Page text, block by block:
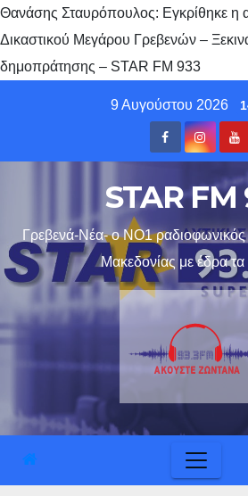
Θανάσης Σταυρόπουλος: Εγκρίθηκε η
Δικαστικού Μεγάρου Γρεβενών –
δημοπράτησης – STAR FM 933
9 Αυγούστου 2026
STAR FM
Γρεβενά-Νέα- ο ΝΟ1 ραδιοφωνικός
Μακεδονίας με έδρα τα